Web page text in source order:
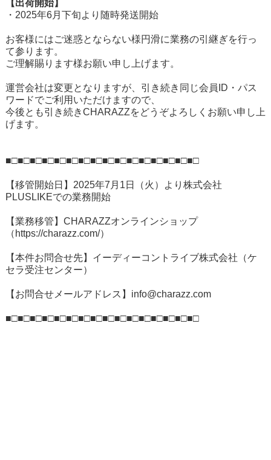
【出荷開始】
・2025年6月下旬より随時発送開始
お客様にはご迷惑とならない様円滑に業務の引継ぎを行っ
て参ります。
ご理解賜ります様お願い申し上げます。
運営会社は変更となりますが、引き続き同じ会員ID・パス
ワードでご利用いただけますので、
今後とも引き続きCHARAZZをどうぞよろしくお願い申し上
げます。
■□■□■□■□■□■□■□■□■□■□■□■□■□■□■□■□
【移管開始日】2025年7月1日（火）より株式会社
PLUSLIKEでの業務開始
【業務移管】CHARAZZオンラインショップ
（ https://charazz.com/）
【本件お問合せ先】イーディーコントライブ株式会社（ケ
セラ受注センター）
【お問合せメールアドレス】 info@charazz.com
■□■□■□■□■□■□■□■□■□■□■□■□■□■□■□■□